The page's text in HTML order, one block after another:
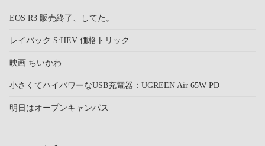
EOS R3 販売終了、してた。
レイバック S:HEV 価格トリック
映画 ちいかわ
小さくてハイパワーなUSB充電器：UGREEN Air 65W PD
明日はオープンキャンパス